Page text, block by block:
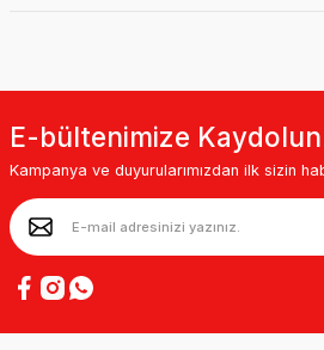
E-bültenimize Kaydolun
Kampanya ve duyurularımızdan ilk sizin